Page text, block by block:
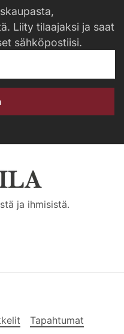
Liity tilaajaksi ja saat
sähköpostiisi.
ja ihmisistä.
Tapahtumat